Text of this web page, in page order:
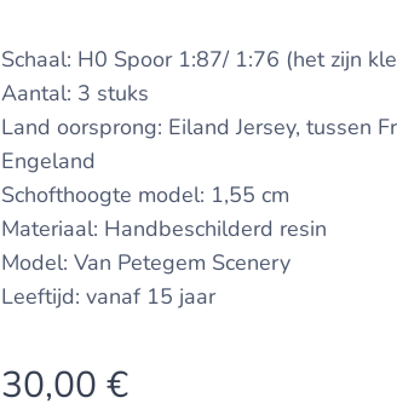
Schaal: H0 Spoor 1:87/ 1:76 (het zijn
Aantal: 3 stuks
Land oorsprong: Eiland Jersey, tussen
Engeland
Schofthoogte model: 1,55 cm
Materiaal: Handbeschilderd resin
Model: Van Petegem Scenery
Leeftijd: vanaf 15 jaar
30,00 €